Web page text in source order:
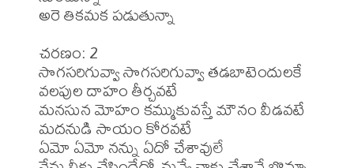
అరె తికమక పడుతున్నా
చరణం: 2
సొగసరిగువ్వా సొగసరిగువ్వా తడబాటెందులకే
వలపుల దాహం తీర్చవటే
మనసున మోహం కమ్ముకువస్తే మౌనం వీడవటే
మదనుడి సాయం కోరవటే
ఏమో ఏమో నన్ను ఏదో చేశావులే